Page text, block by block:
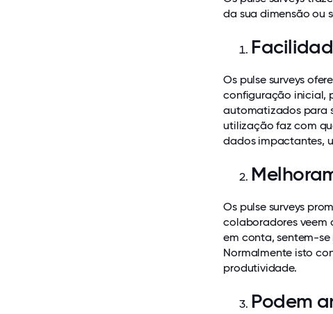
da sua dimensão ou
Os pulse surveys
configuração inicial,
automatizados para
utilização faz com
dados impactantes,
Os pulse surveys
colaboradores veem
em conta, sentem-
Normalmente isto
produtividade.
Podem